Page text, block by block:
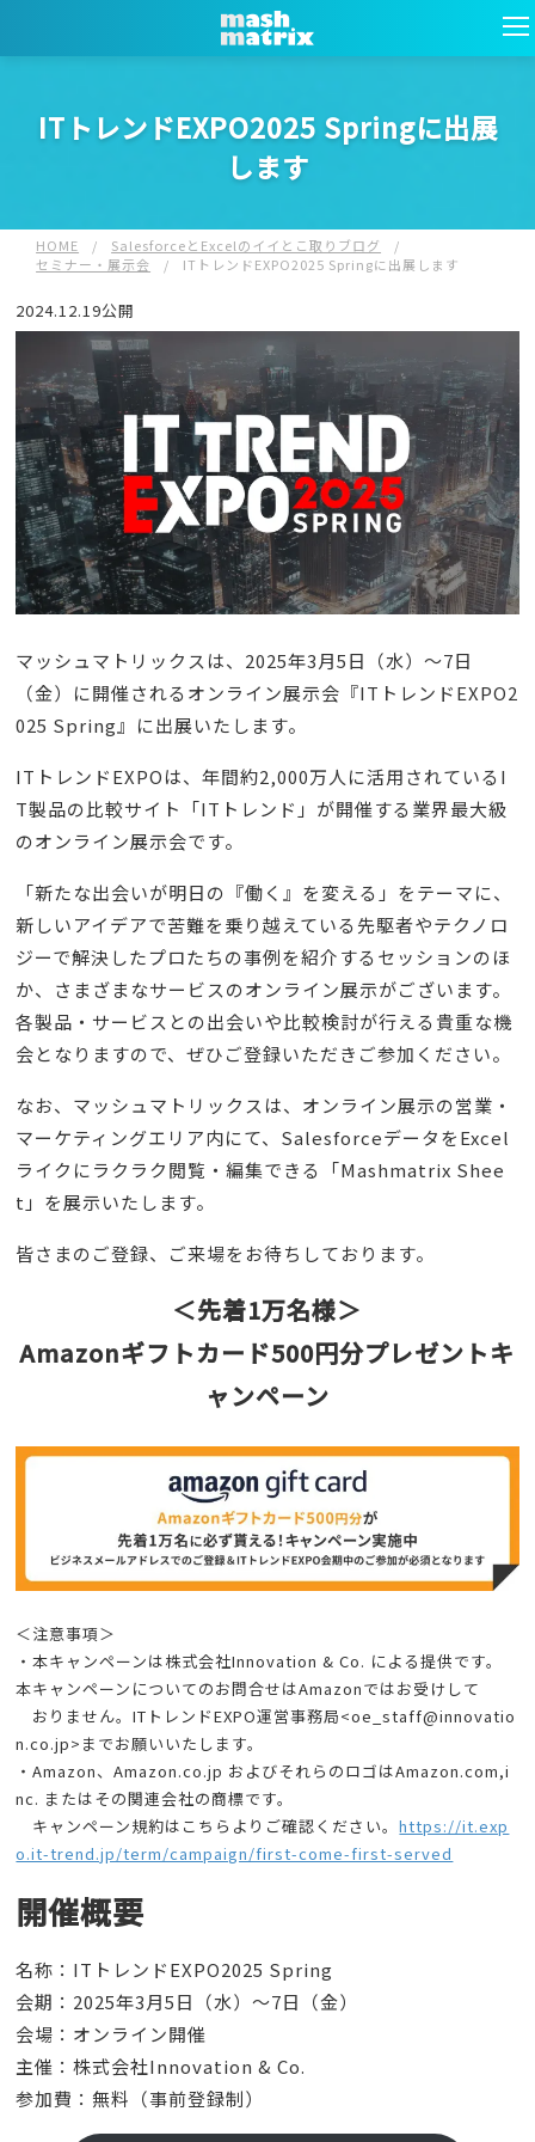
ITトレンドEXPO2025 Springに出展
します
HOME / SalesforceとExcelのイイとこ取りブログ
/
セミナー・展示会
/ ITトレンドEXPO2025 Springに出展します
2024.12.19公開
マッシュマトリックスは、2025年3月5日（水）〜7日
（金）に開催されるオンライン展示会『ITトレンドEXPO2
025 Spring』に出展いたします。
ITトレンドEXPOは、年間約2,000万人に活用されているI
T製品の比較サイト「ITトレンド」が開催する業界最大級
のオンライン展示会です。
「新たな出会いが明日の『働く』を変える」をテーマに、
新しいアイデアで苦難を乗り越えている先駆者やテクノロ
ジーで解決したプロたちの事例を紹介するセッションのほ
か、さまざまなサービスのオンライン展示がございます。
各製品・サービスとの出会いや比較検討が行える貴重な機
会となりますので、ぜひご登録いただきご参加ください。
なお、マッシュマトリックスは、オンライン展示の営業・
マーケティングエリア内にて、SalesforceデータをExcel
ライクにラクラク閲覧・編集できる「Mashmatrix Shee
t」を展示いたします。
皆さまのご登録、ご来場をお待ちしております。
＜先着1万名様＞
Amazonギフトカード500円分プレゼントキ
ャンペーン
＜注意事項＞
・本キャンペーンは株式会社Innovation & Co. による提供です。
本キャンペーンについてのお問合せはAmazonではお受けして
おりません。ITトレンドEXPO運営事務局<oe_staff@innovatio
n.co.jp>までお願いいたします。
・Amazon、Amazon.co.jp およびそれらのロゴはAmazon.com,i
nc. またはその関連会社の商標です。
キャンペーン規約はこちらよりご確認ください。https://it.exp
o.it-trend.jp/term/campaign/first-come-first-served
開催概要
名称：ITトレンドEXPO2025 Spring
会期：2025年3月5日（水）～7日（金）
会場：オンライン開催
主催：株式会社Innovation & Co.
参加費：無料（事前登録制）